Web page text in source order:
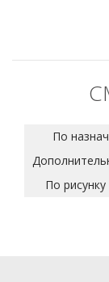
По
По рисунку